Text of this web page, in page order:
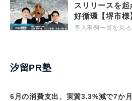
スリリースを
好循環【堺市様
導入事例一覧を見る
汐留PR塾
6月の消費支出、実質3.3%減で7か